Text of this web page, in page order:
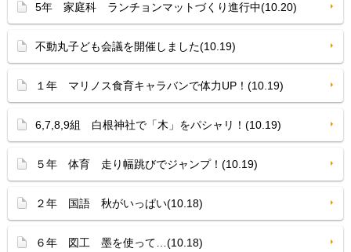
5年 家庭科 ランチョンマットづくり進行中(10.20)
不動丸子ども会議を開催しました(10.19)
１年 マリノス食育キャラバンで体力UP！(10.19)
6,7,8,9組 白根神社で「木」をパシャリ！(10.19)
５年 体育 走り幅跳びでジャンプ！(10.19)
２年 国語 秋がいっぱい(10.18)
６年 図工 墨を使って…(10.18)